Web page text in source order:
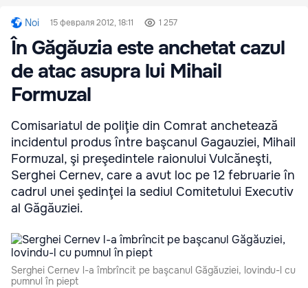
Noi 15 февраля 2012, 18:11 1 257
În Găgăuzia este anchetat cazul
de atac asupra lui Mihail
Formuzal
Comisariatul de poliţie din Comrat anchetează
incidentul produs între başcanul Gagauziei, Mihail
Formuzal, şi preşedintele raionului Vulcăneşti,
Serghei Cernev, care a avut loc pe 12 februarie în
cadrul unei şedinţei la sediul Comitetului Executiv
al Găgăuziei.
Serghei Cernev l-a îmbrîncit pe başcanul Găgăuziei, lovindu-l cu
pumnul în piept